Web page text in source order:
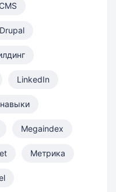
CMS
Drupal
LinkedIn
Megaindex
Метрика